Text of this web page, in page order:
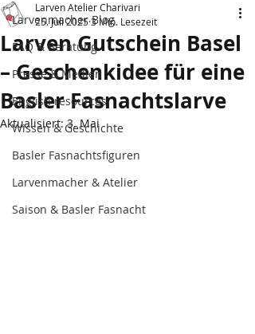
Larvenmacher Blog
FAQ & Beratung
Presse & Medien
English resources
Wissen & Geschichte
Basler Fasnachtsfiguren
Larvenmacher & Atelier
Saison & Basler Fasnacht
Larven Gutschein Basel
– Geschenkidee für eine
Basler Fasnachtslarve
Larven Atelier Charivari
25. Juli 20253 Min. Lesezeit
Aktualisiert:3. Mai